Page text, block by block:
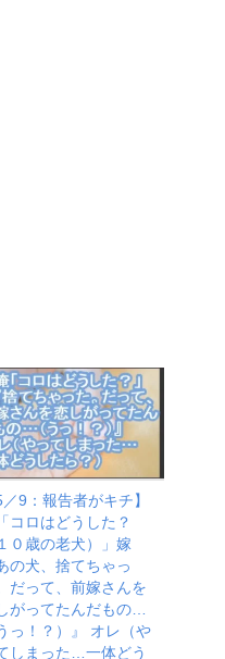
／9：報告者がキチ】
コロはどうした？
０歳の老犬）」嫁
の犬、捨てちゃっ
だって、前嫁さんを
がってたんだもの…
うっ！？）』 オレ（や
しまった…一体どう